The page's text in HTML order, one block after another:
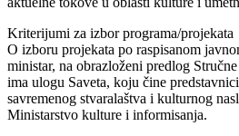
Kriterijumi za izbor programa/projekata
O izboru projekata po raspisanom
ministar, na obrazloženi predlog
ima ulogu Saveta, koju čine
savremenog stvaralaštva i kulturnog
Ministarstvo kulture i informisanja.